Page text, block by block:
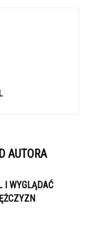
AUTORA
I WYGLĄDAĆ